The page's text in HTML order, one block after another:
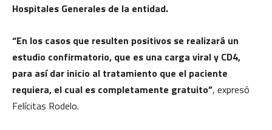
Hospitales Generales de la entidad.
“En los casos que resulten positivos se realizará un
estudio confirmatorio, que es una carga viral y CD4,
para así dar inicio al tratamiento que el paciente
requiera, el cual es completamente gratuito”, expresó
Felícitas Rodelo.